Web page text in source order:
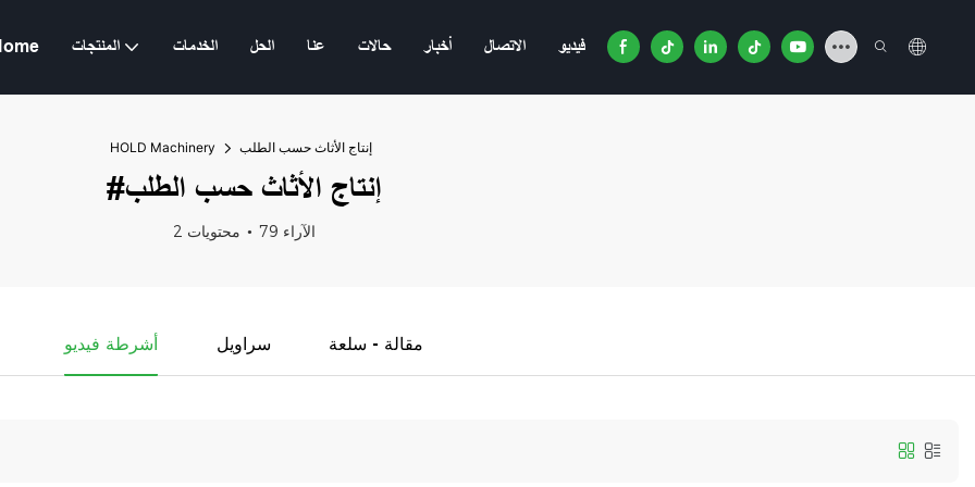
المنتجات الخدمات الحل عنا حالات أخبار الاتصال فيديو
HOLD Machinery إنتاج الأثاث حسب الطلب
#إنتاج الأثاث حسب الطلب
2 محتويات 79 الآراء
أشرطة فيديو سراويل مقالة - سلعة